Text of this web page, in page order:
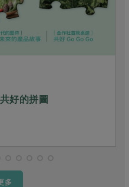
好的拼圖
多